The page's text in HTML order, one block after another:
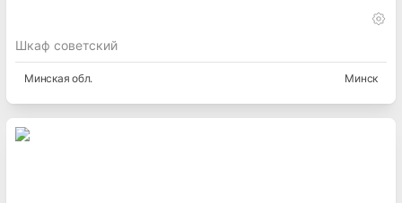
Шкаф советский
Минская обл. Минск